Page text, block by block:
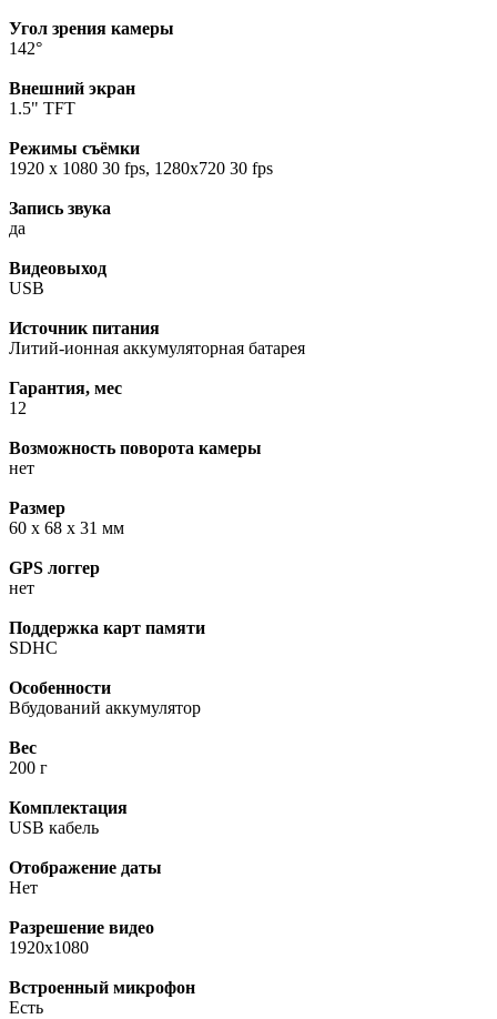
Угол зрения камеры
142°
Внешний экран
1.5" TFT
Режимы съёмки
1920 x 1080 30 fps, 1280x720 30 fps
Запись звука
да
Видеовыход
USB
Источник питания
Литий-ионная аккумуляторная батарея
Гарантия, мес
12
Возможность поворота камеры
нет
Размер
60 x 68 x 31 мм
GPS логгер
нет
Поддержка карт памяти
SDHC
Особенности
Вбудований аккумулятор
Вес
200 г
Комплектация
USB кабель
Отображение даты
Нет
Разрешение видео
1920x1080
Встроенный микрофон
Eсть